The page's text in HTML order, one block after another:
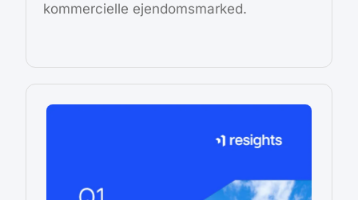
kommercielle ejendomsmarked.